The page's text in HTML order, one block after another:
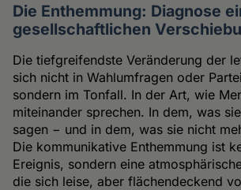
Die Enthemmung: Diagnose
gesellschaftlichen
Die tiefgreifendste Veränderung der
sich nicht in Wahlumfragen oder
sondern im Tonfall. In der Art, wie
miteinander sprechen. In dem, was
sagen − und in dem, was sie nicht
Die kommunikative Enthemmung ist
Ereignis, sondern eine
die sich leise, aber flächendeckend